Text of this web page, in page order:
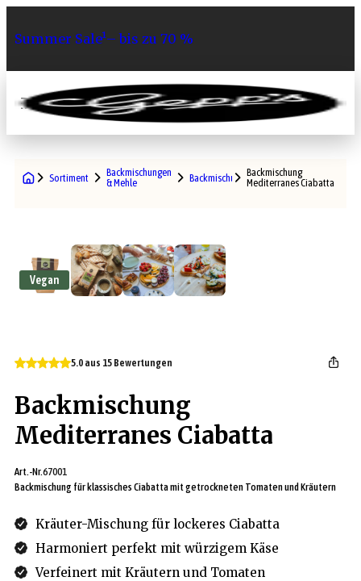
Summer Sale¹– bis zu 70 %
0
Sortiment
Backmischungen
& Mehle
BackmischungenBackmischung
Mediterranes Ciabatta
Vegan
5.0 aus 15 Bewertungen
Backmischung
Mediterranes Ciabatta
Art.-Nr.67001
Backmischung für klassisches Ciabatta mit getrockneten Tomaten und Kräutern
Kräuter-Mischung für lockeres Ciabatta
Harmoniert perfekt mit würzigem Käse
Verfeinert mit Kräutern und Tomaten